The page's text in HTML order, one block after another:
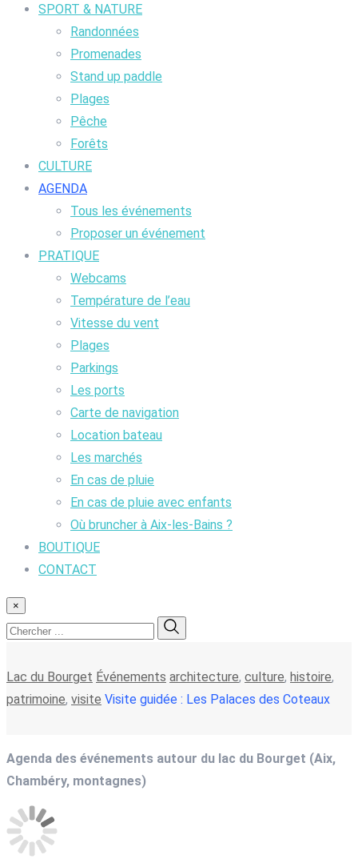
SPORT & NATURE
Randonnées
Promenades
Stand up paddle
Plages
Pêche
Forêts
CULTURE
AGENDA
Tous les événements
Proposer un événement
PRATIQUE
Webcams
Température de l’eau
Vitesse du vent
Plages
Parkings
Les ports
Carte de navigation
Location bateau
Les marchés
En cas de pluie
En cas de pluie avec enfants
Où bruncher à Aix-les-Bains ?
BOUTIQUE
CONTACT
×
Lac du Bourget Événements architecture, culture, histoire,
patrimoine, visite Visite guidée : Les Palaces des Coteaux
Agenda des événements autour du lac du Bourget (Aix,
Chambéry, montagnes)